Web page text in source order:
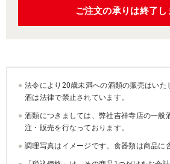
ご注文の承りは終了し
法令により20歳未満への酒類の販売はいた
酒は法律で禁止されています。
酒類につきましては、弊社吉祥寺店の一般
注・販売を行なっております。
調理写真はイメージです。食器類は商品に